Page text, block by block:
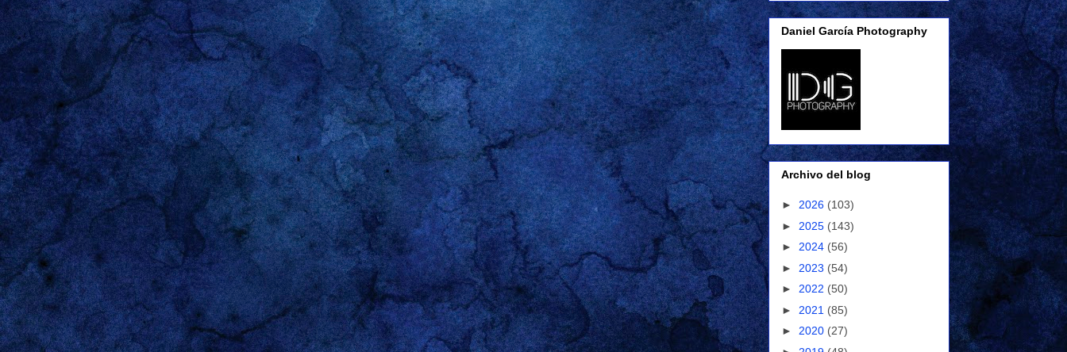
Daniel García Photography
Archivo del blog
► 2026 (103)
► 2025 (143)
► 2024 (56)
► 2023 (54)
► 2022 (50)
► 2021 (85)
► 2020 (27)